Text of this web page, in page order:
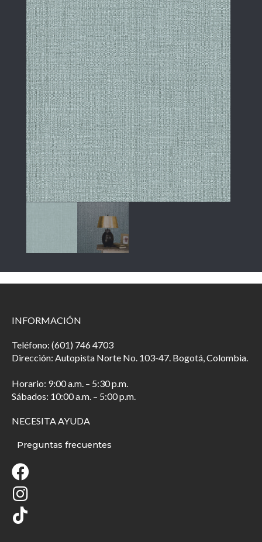
INFORMACIÓN
Teléfono: (601) 746 4703
Dirección: Autopista Norte No. 103-47. Bogotá, Colombia.
Horario: 9:00 a.m. – 5:30 p.m.
Sábados: 10:00 a.m. – 5:00 p.m.
NECESITA AYUDA
Preguntas frecuentes